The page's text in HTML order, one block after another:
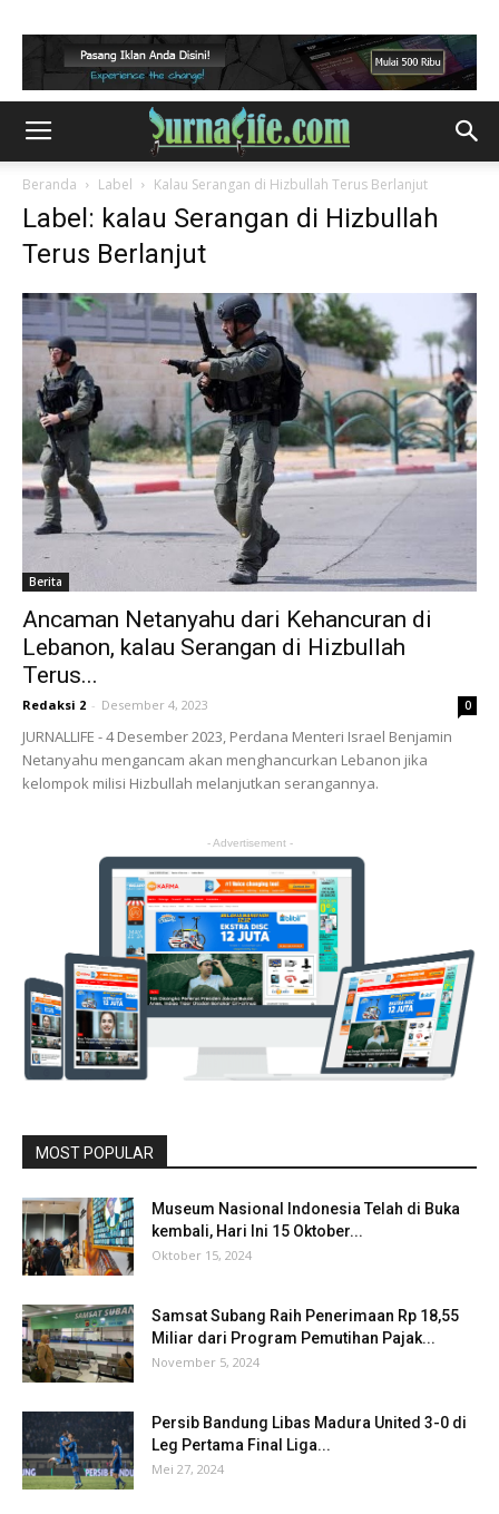
Beranda Label Kalau Serangan di Hizbullah Terus Berlanjut
Label: kalau Serangan di Hizbullah
Terus Berlanjut
Berita
Ancaman Netanyahu dari Kehancuran di
Lebanon, kalau Serangan di Hizbullah
Terus...
Redaksi 2 - Desember 4, 2023 0
JURNALLIFE - 4 Desember 2023, Perdana Menteri Israel Benjamin
Netanyahu mengancam akan menghancurkan Lebanon jika
kelompok milisi Hizbullah melanjutkan serangannya.
- Advertisement -
MOST POPULAR
Museum Nasional Indonesia Telah di Buka
kembali, Hari Ini 15 Oktober...
Oktober 15, 2024
Samsat Subang Raih Penerimaan Rp 18,55
Miliar dari Program Pemutihan Pajak...
November 5, 2024
Persib Bandung Libas Madura United 3-0 di
Leg Pertama Final Liga...
Mei 27, 2024